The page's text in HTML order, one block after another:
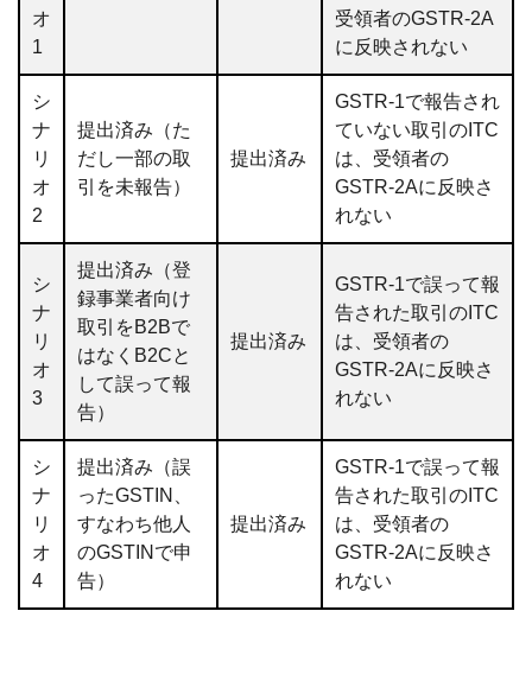
オ
1
受領者のGSTR-2A
に反映されない
シ
ナ
リ
オ
2
提出済み（た
だし一部の取
引を未報告）
提出済み
GSTR-1で報告され
ていない取引のITC
は、受領者の
GSTR-2Aに反映さ
れない
シ
ナ
リ
オ
3
提出済み（登
録事業者向け
取引をB2Bで
はなくB2Cと
して誤って報
告）
提出済み
GSTR-1で誤って報
告された取引のITC
は、受領者の
GSTR-2Aに反映さ
れない
シ
ナ
リ
オ
4
提出済み（誤
ったGSTIN、
すなわち他人
のGSTINで申
告）
提出済み
GSTR-1で誤って報
告された取引のITC
は、受領者の
GSTR-2Aに反映さ
れない